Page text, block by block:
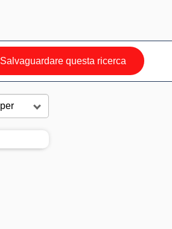
Salvaguardare questa ricerca